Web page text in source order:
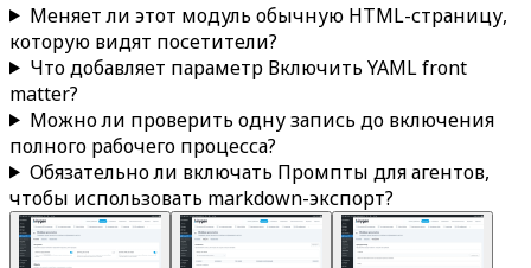
Меняет ли этот модуль обычную HTML-страницу,
которую видят посетители?
Что добавляет параметр Включить YAML front
matter?
Можно ли проверить одну запись до включения
полного рабочего процесса?
Обязательно ли включать Промпты для агентов,
чтобы использовать markdown-экспорт?